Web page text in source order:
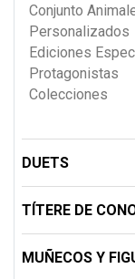
Conjunto
Personalizados
Ediciones
Protagonistas
Colecciones
DUETS
TÍTERE DE
MUÑECOS Y